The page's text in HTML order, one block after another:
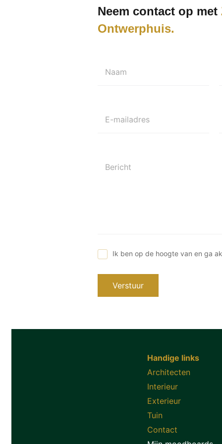
Neem contact op met
Ontwerphuis
Naam
E-mailadres
Bericht
Ik ben op de hoogte van en ga
Verstuur
Handige links
Architecten
Interieur
Exterieur
Tuin
Contact